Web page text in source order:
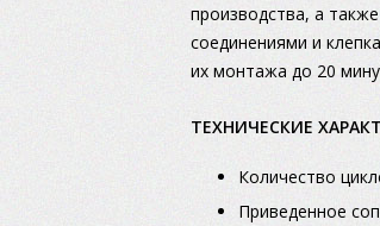
производства, а
соединениями и
их монтажа до 20
ТЕХНИЧЕСКИЕ
Количество
Приведенное